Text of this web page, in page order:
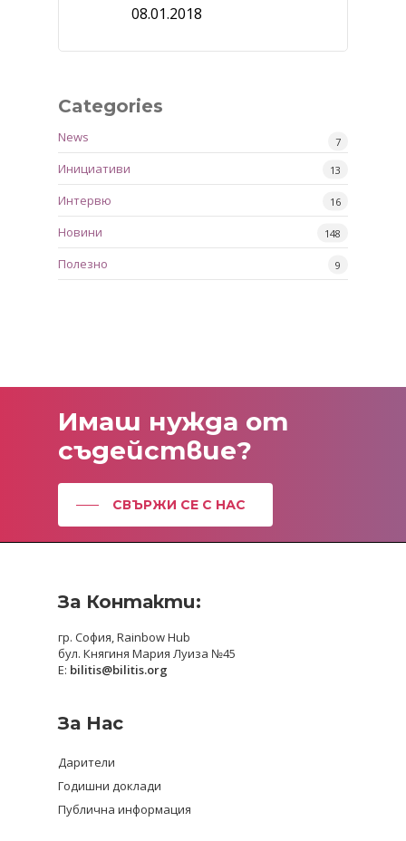
08.01.2018
Categories
News 7
Инициативи 13
Интервю 16
Новини 148
Полезно 9
Имаш нужда от
съдействие?
СВЪРЖИ СЕ С НАС
За Контакти:
гр. София, Rainbow Hub
бул. Княгиня Мария Луиза №45
E: bilitis@bilitis.org
За Нас
Дарители
Годишни доклади
Публична информация